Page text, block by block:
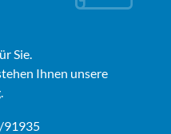
Sie.
Ihnen unsere
91935